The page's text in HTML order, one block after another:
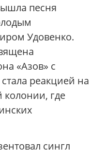
песня
Удовенко.
«Азов» с
реакцией на
колонии, где
сингл